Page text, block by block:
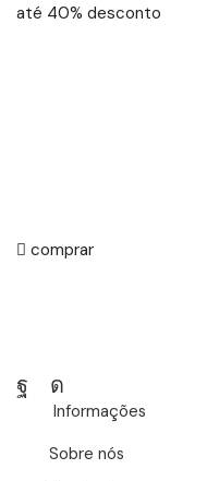
até 40% desconto
comprar
Facebook
Instagram
Informações
Sobre nós